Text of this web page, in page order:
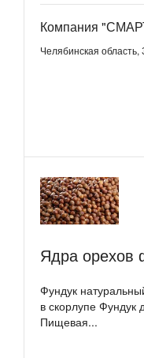
Компания
Челябинская область,
Ядра орехов
Фундук
в скорлупе
Пищевая...